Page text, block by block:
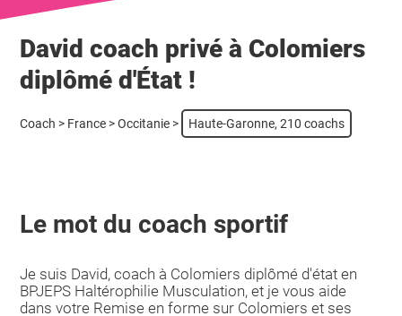
David coach privé à Colomiers
diplômé d'État !
Coach > France > Occitanie > Haute-Garonne, 210 coachs
Le mot du coach sportif
Je suis David, coach à Colomiers diplômé d'état en
BPJEPS Haltérophilie Musculation, et je vous aide
dans votre Remise en forme sur Colomiers et ses